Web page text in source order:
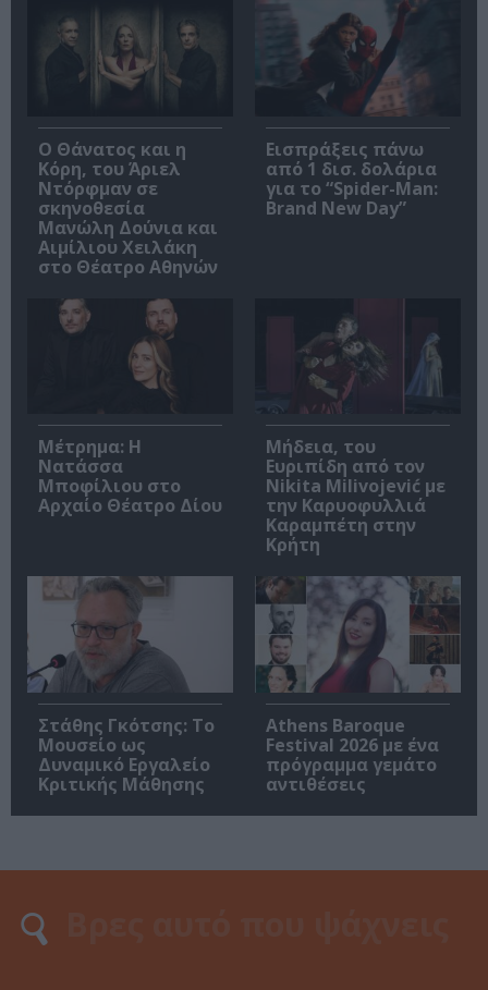
Ο Θάνατος και η
Κόρη, του Άριελ
Ντόρφμαν σε
σκηνοθεσία
Μανώλη Δούνια και
Αιμίλιου Χειλάκη
στο Θέατρο Αθηνών
Εισπράξεις πάνω
από 1 δισ. δολάρια
για το “Spider-Man:
Brand New Day”
Μέτρημα: Η
Νατάσσα
Μποφίλιου στο
Αρχαίο Θέατρο Δίου
Μήδεια, του
Ευριπίδη από τον
Nikita Milivojević με
την Καρυοφυλλιά
Καραμπέτη στην
Κρήτη
Στάθης Γκότσης: Το
Μουσείο ως
Δυναμικό Εργαλείο
Κριτικής Μάθησης
Athens Baroque
Festival 2026 με ένα
πρόγραμμα γεμάτο
αντιθέσεις